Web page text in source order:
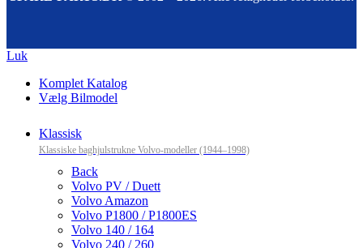
Luk
Komplet Katalog
Vælg Bilmodel
Klassisk
Klassiske baghjulstrukne Volvo-modeller (1944–1998)
Back
Volvo PV / Duett
Volvo Amazon
Volvo P1800 / P1800ES
Volvo 140 / 164
Volvo 240 / 260